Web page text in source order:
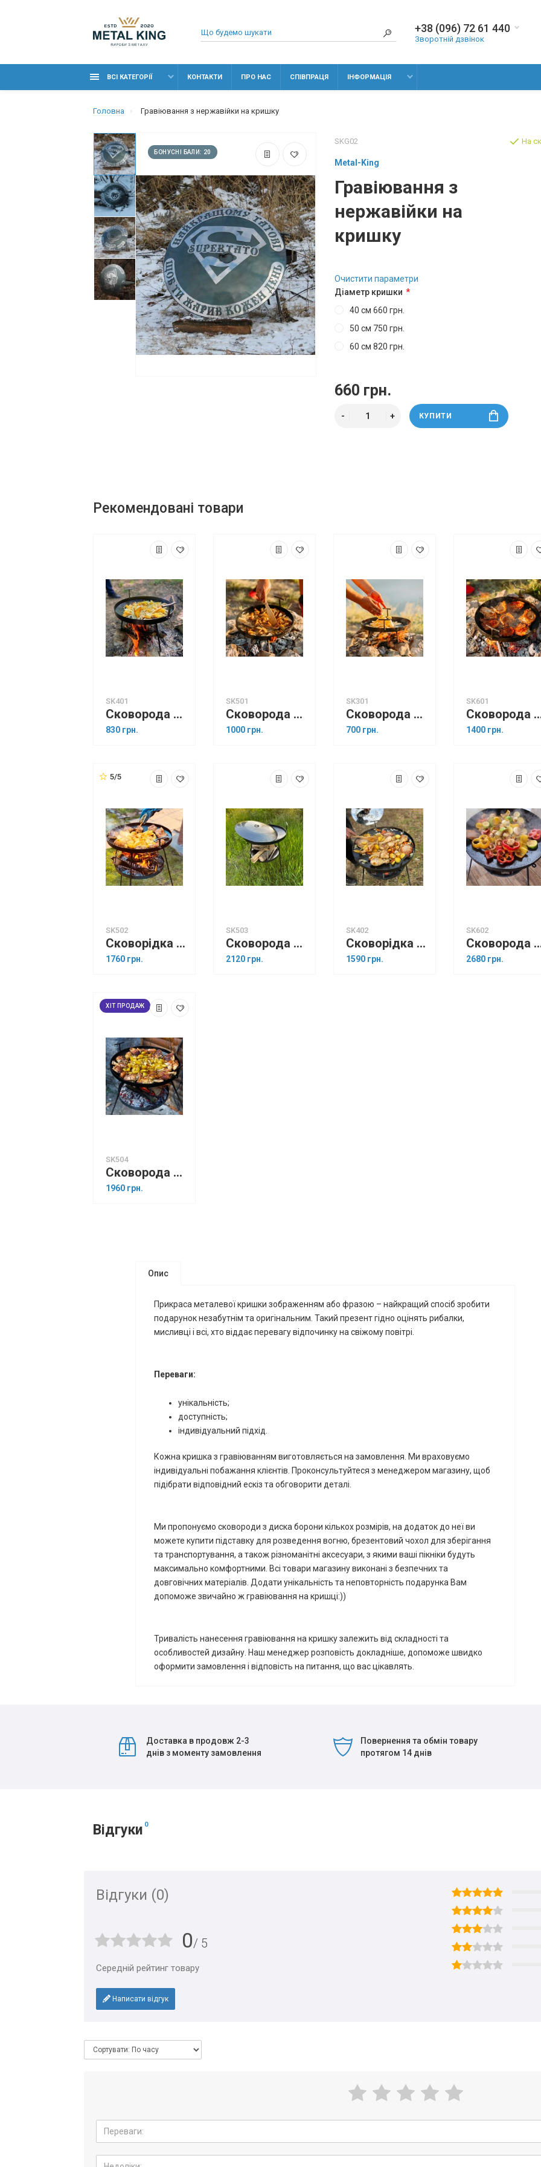
+38 (096) 72 61 440
Зворотній дзвінок
ВСІ КАТЕГОРІЇ КОНТАКТИ ПРО НАС СПІВПРАЦЯ ІНФОРМАЦІЯ
Головна Гравіювання з нержавійки на кришку
БОНУСНІ БАЛИ: 20
SKG02
Metal-King
Гравіювання з
нержавійки на
кришку
На
Очистити параметри
Діаметр кришки
40 см 660 грн.
50 см 750 грн.
60 см 820 грн.
660 грн.
КУПИТИ
Рекомендовані товари
SK401
Сковорода 40 см із диска борони
830 грн.
SK501
Сковорода 50 см із диска борони
1000 грн.
SK301
Сковорода 30 см із диска борони
700 грн.
SK601
Сковорода 60 см
1400 грн.
5/5
SK502
Сковорідка з диска, борони 50 см з підставкою для вогнища
1760 грн.
SK503
Сковорода з диска борони 50 см, підставка для вогню і кришка
2120 грн.
SK402
Сковорідка з диска борони 40 см з підставкою для вогнища
1590 грн.
SK602
Сковорода з диска борони 60 см,
2680 грн.
ХІТ ПРОДАЖ
SK504
Сковорода з диска борони 50 см + підставкою для вогнища з розбірними ніжками
1960 грн.
Опис
Прикраса металевої кришки зображенням або фразою – найкращий спосіб зробити
подарунок незабутнім та оригінальним. Такий презент гідно оцінять рибалки,
мисливці і всі, хто віддає перевагу відпочинку на свіжому повітрі.
Переваги:
унікальність;
доступність;
індивідуальний підхід.
Кожна кришка з гравіюванням виготовляється на замовлення. Ми враховуємо
індивідуальні побажання клієнтів. Проконсультуйтеся з менеджером магазину, щоб
підібрати відповідний ескіз та обговорити деталі.
Ми пропонуємо сковороди з диска борони кількох розмірів, на додаток до неї ви
можете купити підставку для розведення вогню, брезентовий чохол для зберігання
та транспортування, а також різноманітні аксесуари, з якими ваші пікніки будуть
максимально комфортними. Всі товари магазину виконані з безпечних та
довговічних матеріалів. Додати унікальність та неповторність подарунка Вам
допоможе звичайно ж гравіювання на кришці:))
Тривалість нанесення гравіювання на кришку залежить від складності та
особливостей дизайну. Наш менеджер розповість докладніше, допоможе швидко
оформити замовлення і відповість на питання, що вас цікавлять.
Доставка в продовж 2-3
днів з моменту замовлення
Повернення та обмін товару
протягом 14 днів
Відгуки 0
Відгуки (0)
0/ 5
Середній рейтинг товару
Написати відгук